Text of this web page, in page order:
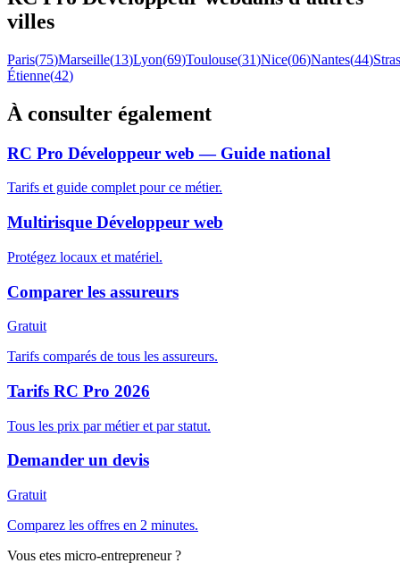
villes
Paris(75)Marseille(13)Lyon(69)Toulouse(31)Nice(06)Nantes(44)
Étienne(42)
À consulter également
RC Pro Développeur web — Guide national
Tarifs et guide complet pour ce métier.
Multirisque Développeur web
Protégez locaux et matériel.
Comparer les assureurs
Gratuit
Tarifs comparés de tous les assureurs.
Tarifs RC Pro 2026
Tous les prix par métier et par statut.
Demander un devis
Gratuit
Comparez les offres en 2 minutes.
Vous etes micro-entrepreneur ?